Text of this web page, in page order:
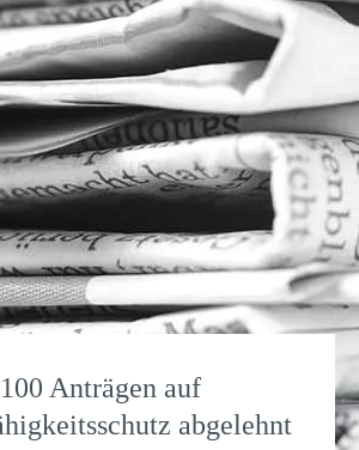
Anträgen auf
abgelehnt